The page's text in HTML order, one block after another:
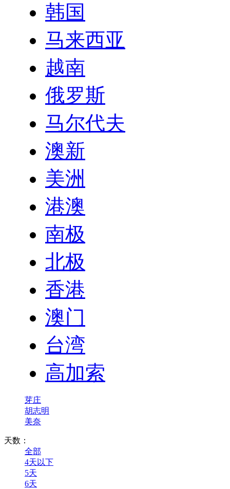
韩国
马来西亚
越南
俄罗斯
马尔代夫
澳新
美洲
港澳
南极
北极
香港
澳门
台湾
高加索
芽庄
胡志明
美奈
天数：
全部
4天以下
5天
6天